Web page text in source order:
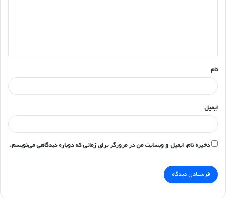
*
نام
ایمیل
ذخیره نام، ایمیل و وبسایت من در مرورگر برای زمانی که دوباره دیدگاهی می‌نویسم.